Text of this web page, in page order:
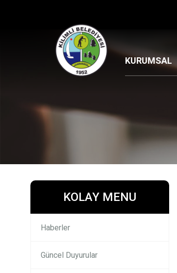
KURUMSAL
KOLAY MENU
Haberler
Güncel Duyurular